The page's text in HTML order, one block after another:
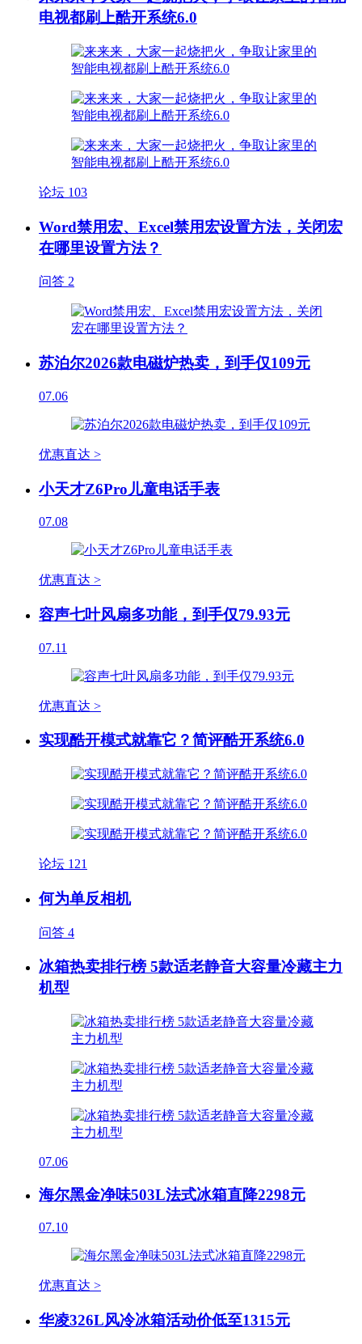
电视都刷上酷开系统6.0
论坛 103
Word禁用宏、Excel禁用宏设置方法，关闭宏
在哪里设置方法？
问答 2
苏泊尔2026款电磁炉热卖，到手仅109元
07.06
优惠直达 >
小天才Z6Pro儿童电话手表
07.08
优惠直达 >
容声七叶风扇多功能，到手仅79.93元
07.11
优惠直达 >
实现酷开模式就靠它？简评酷开系统6.0
论坛 121
何为单反相机
问答 4
冰箱热卖排行榜 5款适老静音大容量冷藏主力
机型
07.06
海尔黑金净味503L法式冰箱直降2298元
07.10
优惠直达 >
华凌326L风冷冰箱活动价低至1315元